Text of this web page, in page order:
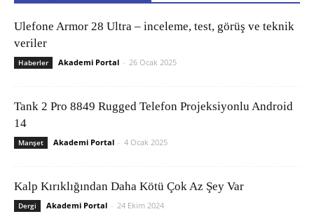
Ulefone Armor 28 Ultra – inceleme, test, görüş ve teknik
veriler
Haberler Akademi Portal - 26 Ocak 2025
Tank 2 Pro 8849 Rugged Telefon Projeksiyonlu Android
14
Manşet Akademi Portal - 4 Ocak 2025
Kalp Kırıklığından Daha Kötü Çok Az Şey Var
Dergi Akademi Portal - 24 Ekim 2024